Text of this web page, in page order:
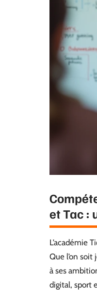
et Tac :
L’académie
Que l’on
à ses
digital, sport